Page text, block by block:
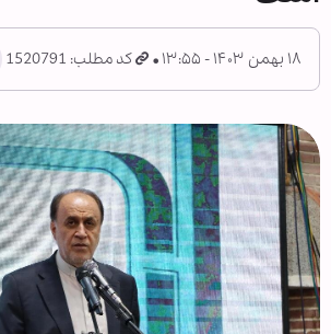
۱۸ بهمن ۱۴۰۳ - ۱۳:۵۵ کد مطلب: 1520791